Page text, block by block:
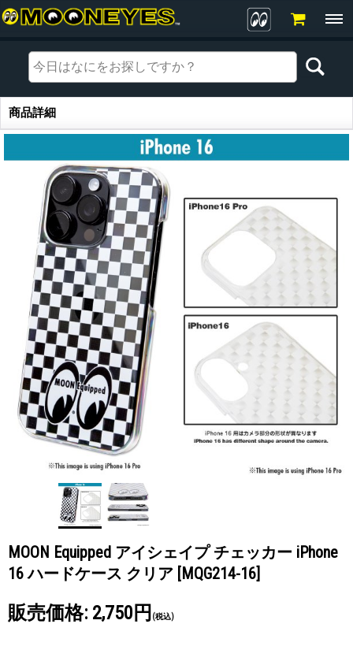
商品詳細
商品詳細
MOON Equipped アイシェイプ チェッカー iPhone
16 ハードケース クリア [MQG214-16]
販売価格: 2,750円 (税込)